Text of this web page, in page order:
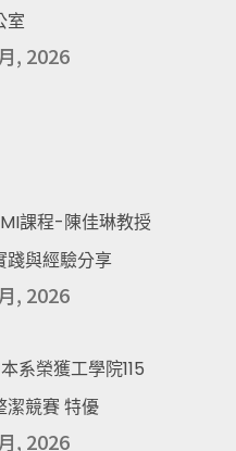
室
, 2026
課程-陳佳琳教授
踐與經驗分享
, 2026
系榮獲工學院115
潔競賽 特優
, 2026